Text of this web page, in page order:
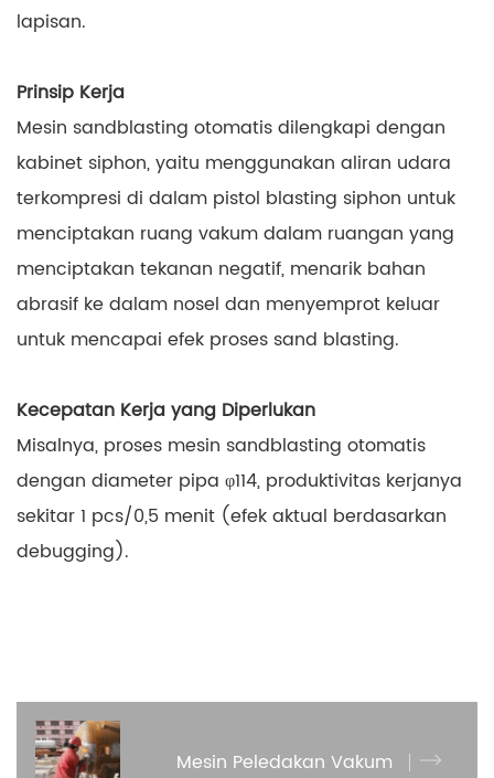
lapisan.
Prinsip Kerja
Mesin sandblasting otomatis dilengkapi dengan
kabinet siphon, yaitu menggunakan aliran udara
terkompresi di dalam pistol blasting siphon untuk
menciptakan ruang vakum dalam ruangan yang
menciptakan tekanan negatif, menarik bahan
abrasif ke dalam nosel dan menyemprot keluar
untuk mencapai efek proses sand blasting.
Kecepatan Kerja yang Diperlukan
Misalnya, proses mesin sandblasting otomatis
dengan diameter pipa φ114, produktivitas kerjanya
sekitar 1 pcs/0,5 menit (efek aktual berdasarkan
debugging).
Mesin Peledakan Vakum